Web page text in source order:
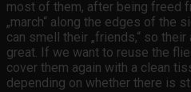
most of them, after being freed
„march“ along the edges of the
can smell their „friends,“ so
great. If we want to reuse the
cover them again with a clean
depending on whether there is